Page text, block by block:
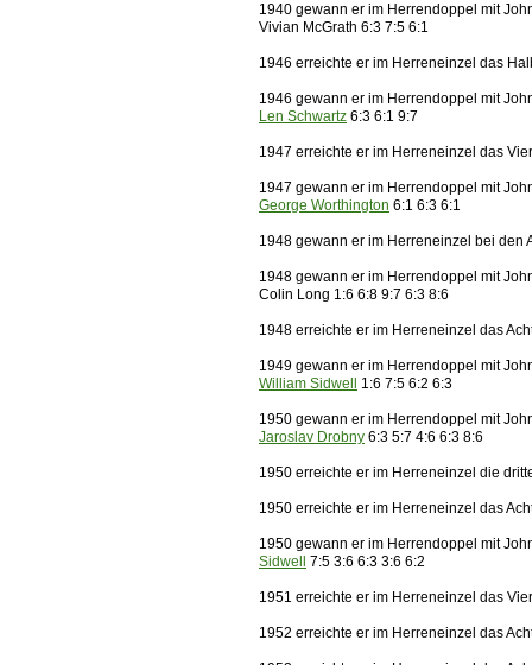
1940 gewann er im Herrendoppel mit
Vivian McGrath 6:3 7:5 6:1
1946 erreichte er im Herreneinzel das
1946 gewann er im Herrendoppel mit
Len Schwartz 6:3 6:1 9:7
1947 erreichte er im Herreneinzel das
1947 gewann er im Herrendoppel mit
George Worthington 6:1 6:3 6:1
1948 gewann er im Herreneinzel bei den
1948 gewann er im Herrendoppel mit
Colin Long 1:6 6:8 9:7 6:3 8:6
1948 erreichte er im Herreneinzel das
1949 gewann er im Herrendoppel mit
William Sidwell
1:6 7:5 6:2 6:3
1950 gewann er im Herrendoppel mit
Jaroslav Drobny 6:3 5:7 4:6 6:3 8:6
1950 erreichte er im Herreneinzel die
1950 erreichte er im Herreneinzel das
1950 gewann er im Herrendoppel mit
Sidwell
7:5 3:6 6:3 3:6 6:2
1951 erreichte er im Herreneinzel das
1952 erreichte er im Herreneinzel das